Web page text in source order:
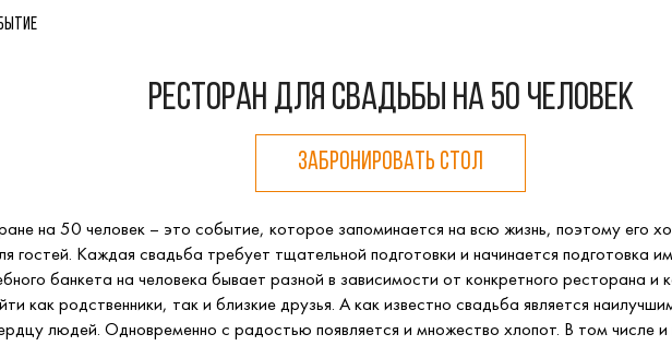
Ресторан для свадьбы на 50 человек
ЗАБРОНИРОВАТЬ СТОЛ
на 50 человек – это событие, которое запоминается на всю жизнь, поэтому его
гостей. Каждая свадьба требует тщательной подготовки и начинается подготовка
банкета на человека бывает разной в зависимости от конкретного ресторана и
как родственники, так и близкие друзья. А как известно свадьба является
людей. Одновременно с радостью появляется и множество хлопот. В том числе и